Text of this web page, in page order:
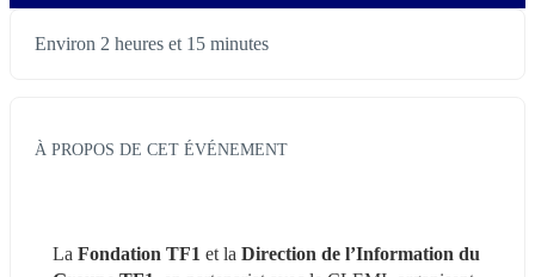
Environ 2 heures et 15 minutes
À PROPOS DE CET ÉVÉNEMENT
La Fondation TF1 et la Direction de l’Information du